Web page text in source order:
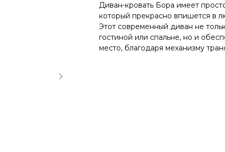
Диван-кровать Бора имеет
который прекрасно впишется в
Этот современный диван не
гостиной или спальне, но и
место, благодаря механизму